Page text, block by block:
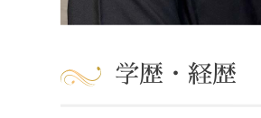
学歴・経歴